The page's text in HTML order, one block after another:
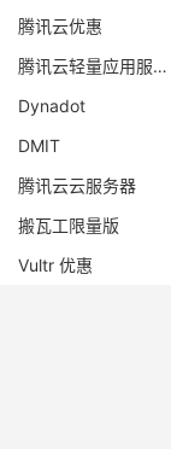
腾讯云优惠
腾讯云轻量应用服务器
Dynadot
DMIT
腾讯云云服务器
搬瓦工限量版
Vultr 优惠